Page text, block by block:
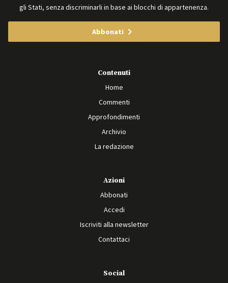
gli Stati, senza discriminarli in base ai blocchi di appartenenza.
Abbonati
Contenuti
Home
Commenti
Approfondimenti
Archivio
La redazione
Azioni
Abbonati
Accedi
Iscriviti alla newsletter
Contattaci
Social